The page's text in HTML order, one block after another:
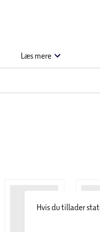
x 250 cm.
Læs mere
Hvis du tillader